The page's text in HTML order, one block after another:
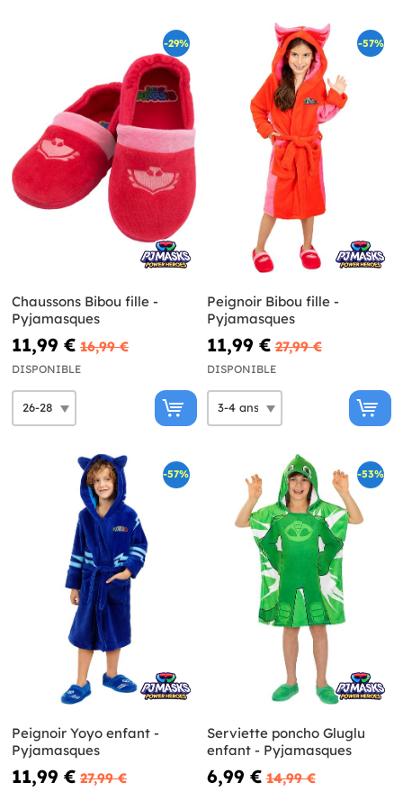
-29%
Chaussons Bibou fille -
Pyjamasques
11,99 € 16,99 €
DISPONIBLE
-57%
Peignoir Bibou fille -
Pyjamasques
11,99 € 27,99 €
DISPONIBLE
-57%
Peignoir Yoyo enfant -
Pyjamasques
11,99 € 27,99 €
-53%
Serviette poncho Gluglu
enfant - Pyjamasques
6,99 € 14,99 €